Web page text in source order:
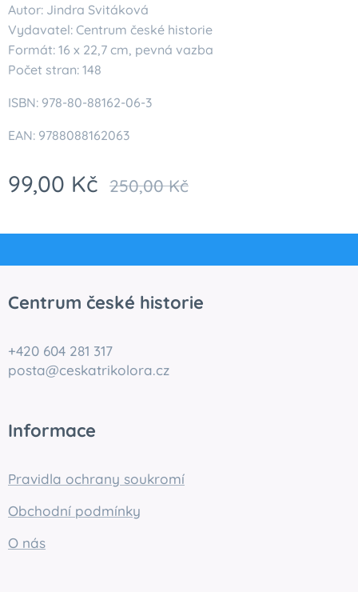
Autor: Jindra Svitáková
Vydavatel: Centrum české historie
Formát: 16 x 22,7 cm, pevná vazba
Počet stran: 148
ISBN: 978-80-88162-06-3
EAN: 9788088162063
99,00 Kč 250,00Kč
Centrum české historie
+420 604 281 317
posta@ceskatrikolora.cz
Informace
Pravidla ochrany soukromí
Obchodní podmínky
O nás